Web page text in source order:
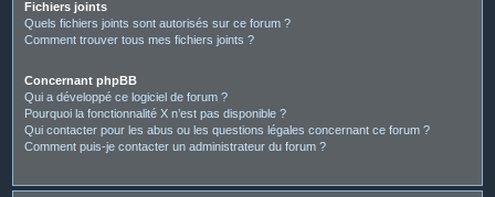
Fichiers joints
Quels fichiers joints sont autorisés sur ce forum ?
Comment trouver tous mes fichiers joints ?
Concernant phpBB
Qui a développé ce logiciel de forum ?
Pourquoi la fonctionnalité X n’est pas disponible ?
Qui contacter pour les abus ou les questions légales concernant ce forum ?
Comment puis-je contacter un administrateur du forum ?